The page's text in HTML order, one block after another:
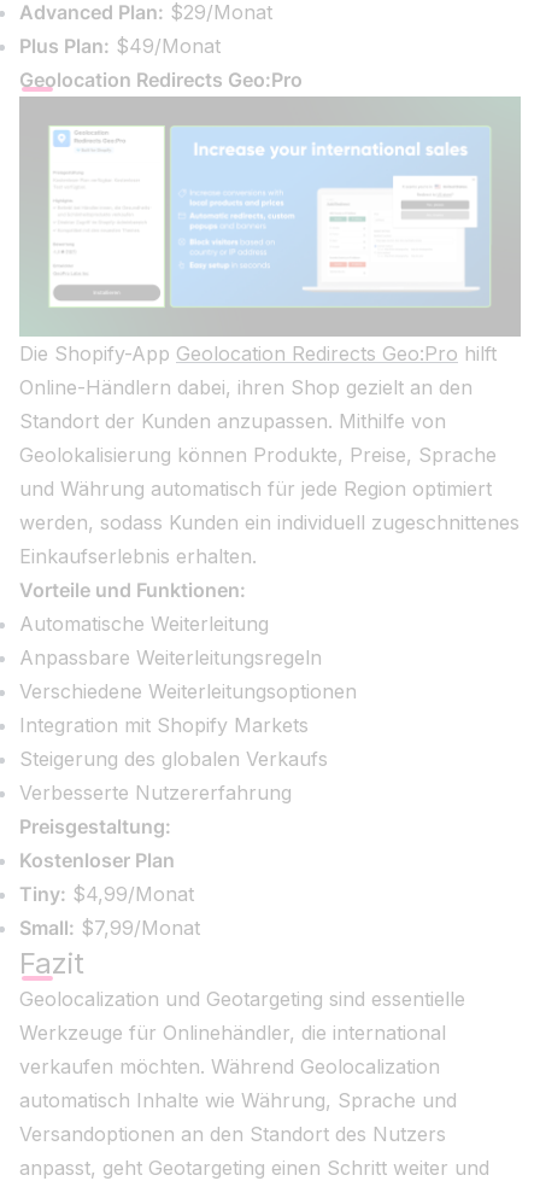
Advanced Plan: $29/Monat
Plus Plan: $49/Monat
Geolocation Redirects Geo:Pro
Die Shopify-App Geolocation Redirects Geo:Pro hilft
Online-Händlern dabei, ihren Shop gezielt an den
Standort der Kunden anzupassen. Mithilfe von
Geolokalisierung können Produkte, Preise, Sprache
und Währung automatisch für jede Region optimiert
werden, sodass Kunden ein individuell zugeschnittenes
Einkaufserlebnis erhalten.
Vorteile und Funktionen:
Automatische Weiterleitung
Anpassbare Weiterleitungsregeln
Verschiedene Weiterleitungsoptionen
Integration mit Shopify Markets
Steigerung des globalen Verkaufs
Verbesserte Nutzererfahrung
Preisgestaltung:
Kostenloser Plan
Tiny: $4,99/Monat
Small: $7,99/Monat
Fazit
Geolocalization und Geotargeting sind essentielle
Werkzeuge für Onlinehändler, die international
verkaufen möchten. Während Geolocalization
automatisch Inhalte wie Währung, Sprache und
Versandoptionen an den Standort des Nutzers
anpasst, geht Geotargeting einen Schritt weiter und